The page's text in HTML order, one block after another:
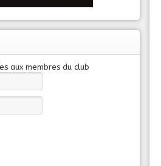
aux membres du club